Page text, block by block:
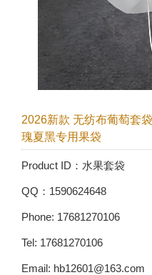
2026新款 无纺布葡萄套
瑰夏黑专用果袋
Product ID：水果套袋
QQ：1590624648
Phone: 17681270106
Tel: 17681270106
Email: hb12601@163.com